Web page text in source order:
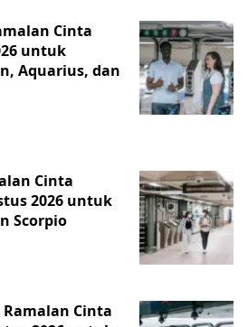
Cinta
untuk
Aquarius, dan
Cinta
2026 untuk
Scorpio
Cinta